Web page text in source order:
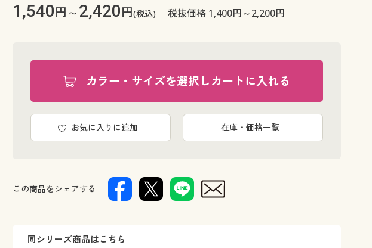
ズブルー A(サラダプレート/22cm)
1,540円～2,420円(税込) 税抜価格 1,400円～2,200円
カラー・サイズを選択しカートに入れる
お気に入りに追加 在庫・価格一覧
この商品をシェアする
同シリーズ商品はこちら